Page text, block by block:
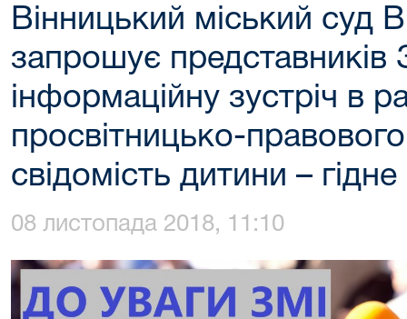
Вінницький міський суд
запрошує представників
інформаційну зустріч в
просвітницько-
свідомість дитини –
08 листопада 2018, 11:10